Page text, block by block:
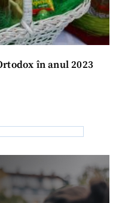
în anul 2023